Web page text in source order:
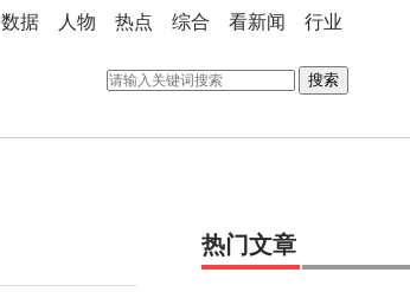
数据 人物 热点 综合 看新闻 行业
搜索
热门文章